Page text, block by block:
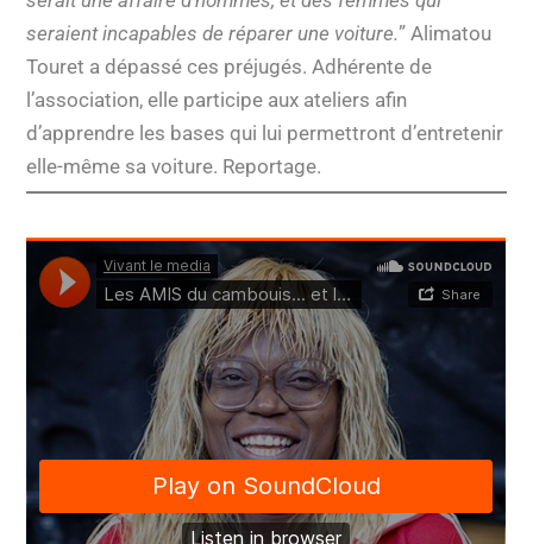
seraient incapables de réparer une voiture.” Alimatou
Touret a dépassé ces préjugés. Adhérente de
l’association, elle participe aux ateliers afin
d’apprendre les bases qui lui permettront d’entretenir
elle-même sa voiture. Reportage.